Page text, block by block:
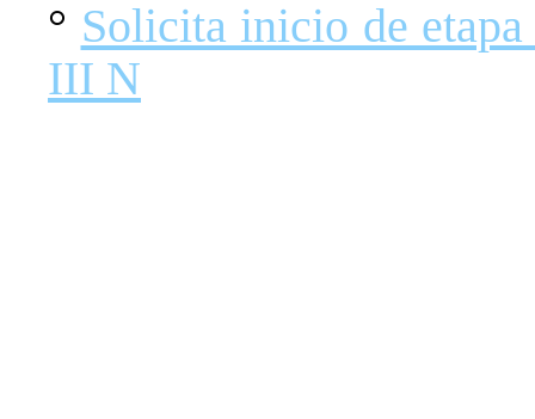
° Solicita inicio de
III N